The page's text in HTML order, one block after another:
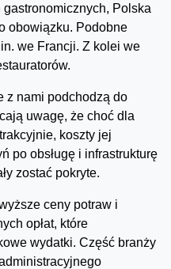
Polska
obowiązku. Podobne
we Francji. Z kolei we
z nami podchodzą do
uwagę, że choć dla
koszty jej
po obsługę i infrastrukturę
zostać pokryte.
ceny potraw i
opłat, które
wydatki. Część branży